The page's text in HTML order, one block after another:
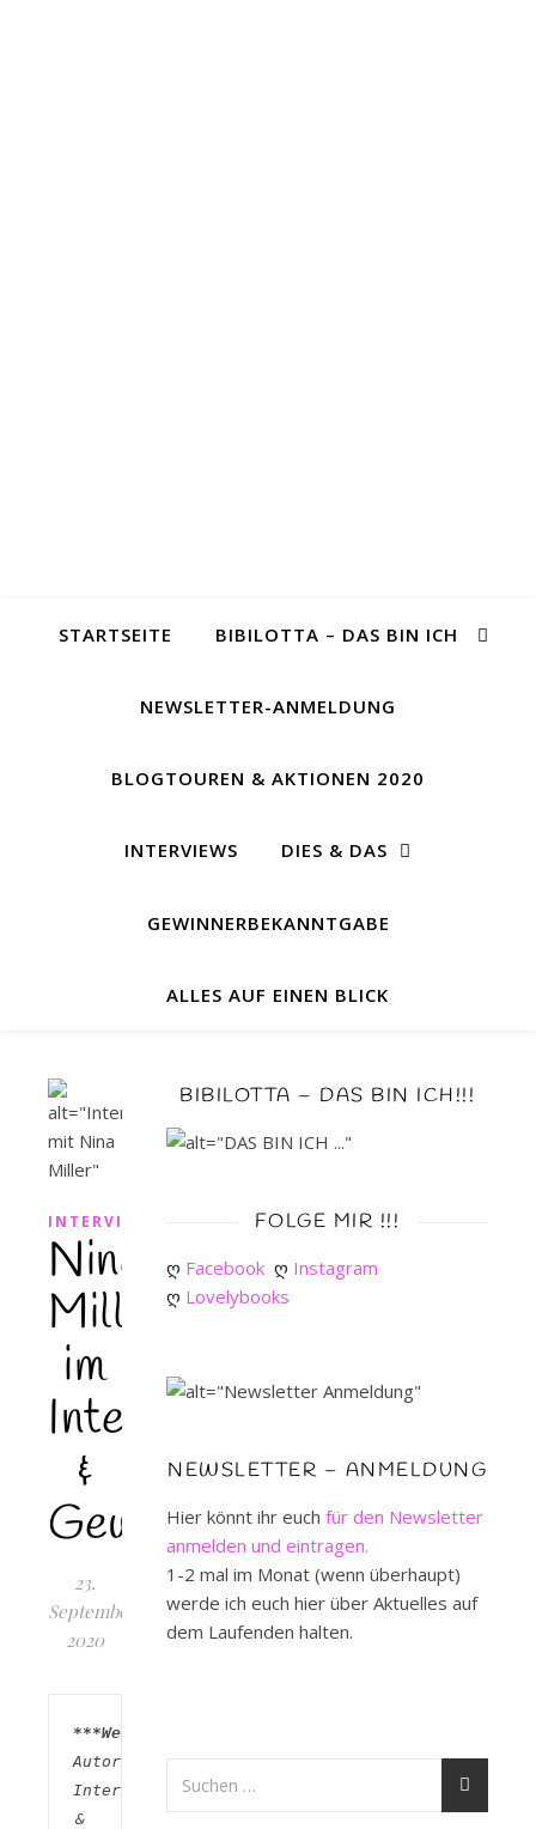
STARTSEITE BIBILOTTA – DAS BIN ICH
NEWSLETTER-ANMELDUNG
BLOGTOUREN & AKTIONEN 2020
INTERVIEWS DIES & DAS
GEWINNERBEKANNTGABE
ALLES AUF EINEN BLICK
INTERVIEW
Nina
Miller
im
Interview
&
Gewinnspiel
23.
September
2020
***Werbung***
Autoren-
Interview
&
BIBILOTTA – DAS BIN ICH!!!
FOLGE MIR !!!
ღ Facebook ღ Instagram
ღ Lovelybooks
NEWSLETTER – ANMELDUNG
Hier könnt ihr euch für den Newsletter
anmelden und eintragen.
1-2 mal im Monat (wenn überhaupt)
werde ich euch hier über Aktuelles auf
dem Laufenden halten.